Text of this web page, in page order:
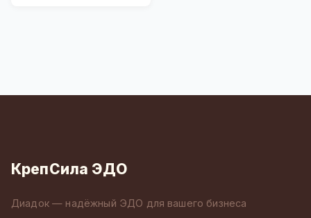
КрепСила ЭДО
Диадок — надёжный ЭДО для вашего бизнеса